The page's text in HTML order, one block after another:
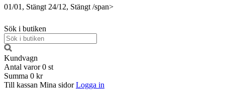
01/01, Stängt 24/12, Stängt /span>
Sök i butiken
Kundvagn
Antal varor 0 st
Summa 0 kr
Till kassan Mina sidor Logga in